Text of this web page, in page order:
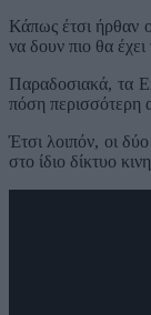
Κάπως έτσι ήρθαν
να δουν πιο θα έχει
Παραδοσιακά, τα
πόση περισσότερη
Έτσι λοιπόν, οι
στο ίδιο δίκτυο